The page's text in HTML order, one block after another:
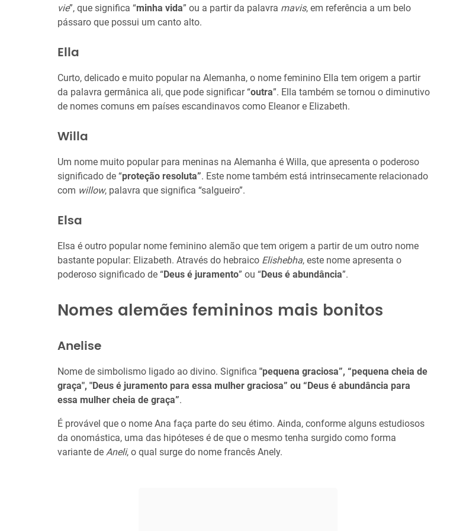
vie”, que significa “minha vida” ou a partir da palavra mavis, em referência a um belo
pássaro que possui um canto alto.
Ella
Curto, delicado e muito popular na Alemanha, o nome feminino Ella tem origem a partir
da palavra germânica ali, que pode significar “outra”. Ella também se tornou o diminutivo
de nomes comuns em países escandinavos como Eleanor e Elizabeth.
Willa
Um nome muito popular para meninas na Alemanha é Willa, que apresenta o poderoso
significado de “proteção resoluta”. Este nome também está intrinsecamente relacionado
com willow, palavra que significa “salgueiro”.
Elsa
Elsa é outro popular nome feminino alemão que tem origem a partir de um outro nome
bastante popular: Elizabeth. Através do hebraico Elishebha, este nome apresenta o
poderoso significado de “Deus é juramento” ou “Deus é abundância”.
Nomes alemães femininos mais bonitos
Anelise
Nome de simbolismo ligado ao divino. Significa "pequena graciosa”, “pequena cheia de
graça", "Deus é juramento para essa mulher graciosa” ou “Deus é abundância para
essa mulher cheia de graça”.
É provável que o nome Ana faça parte do seu étimo. Ainda, conforme alguns estudiosos
da onomástica, uma das hipóteses é de que o mesmo tenha surgido como forma
variante de Aneli, o qual surge do nome francês Anely.